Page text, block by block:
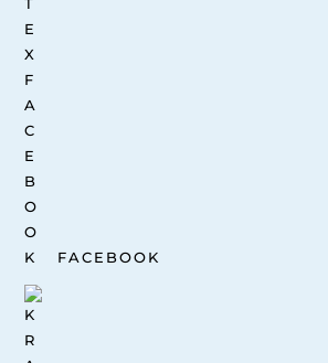
FACEBOOK